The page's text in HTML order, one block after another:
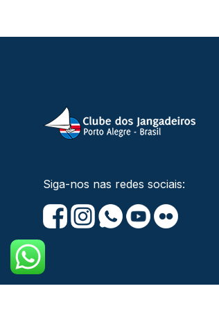
Siga-nos nas redes sociais: